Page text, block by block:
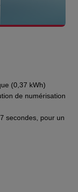
(0,37 kWh)
de numérisation
secondes, pour un